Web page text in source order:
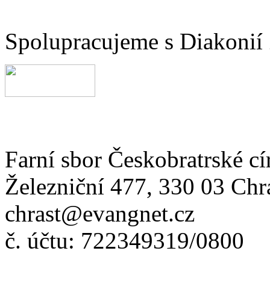
Spolupracujeme s Diakonií
Farní sbor Českobratrské
Železniční 477, 330 03
chrast@evangnet.cz
č. účtu: 722349319/0800